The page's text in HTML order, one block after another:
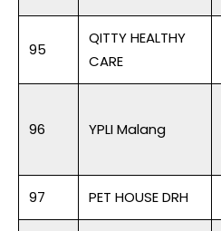
95
QITTY HEALTHY
CARE
96 YPLI Malang
97 PET HOUSE DRH